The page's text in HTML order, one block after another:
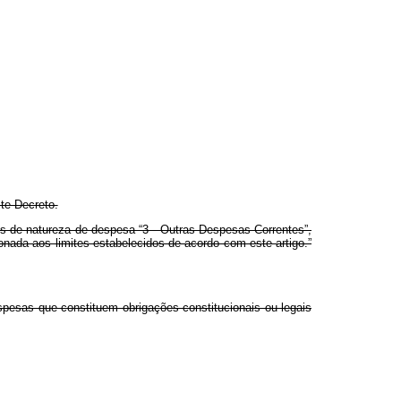
Decreto.
natureza de despesa “3 - Outras Despesas Correntes”,
aos limites estabelecidos de acordo com este artigo.”
que constituem obrigações constitucionais ou legais